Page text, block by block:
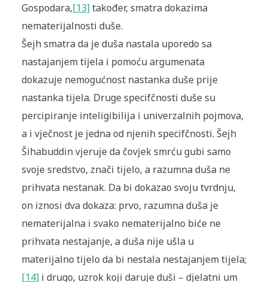
Gospodara,[13]također, smatra dokazima
nematerijalnosti duše.
Šejh smatra da je duša nastala uporedo sa
nastajanjem tijela i pomoću argumenata
dokazuje nemogućnost nastanka duše prije
nastanka tijela. Druge specifčnosti duše su
percipiranje inteligibilija i univerzalnih pojmova,
a i vječnost je jedna od njenih specifčnosti. Šejh
Šihabuddin vjeruje da čovjek smrću gubi samo
svoje sredstvo, znači tijelo, a razumna duša ne
prihvata nestanak. Da bi dokazao svoju tvrdnju,
on iznosi dva dokaza: prvo, razumna duša je
nematerijalna i svako nematerijalno biće ne
prihvata nestajanje, a duša nije ušla u
materijalno tijelo da bi nestala nestajanjem tijela;
[14]i drugo, uzrok koji daruje duši – djelatni um